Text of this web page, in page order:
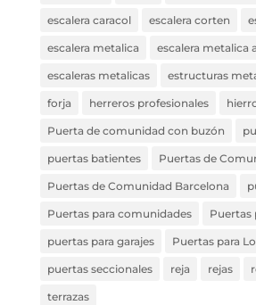
escalera caracol escalera corten
escalera metalica escalera metalica
escaleras metalicas estructuras
forja herreros profesionales
Puerta de comunidad con buzón
puertas batientes Puertas de
Puertas de Comunidad Barcelona
Puertas para comunidades Puertas
puertas para garajes Puertas para
puertas seccionales reja rejas
terrazas